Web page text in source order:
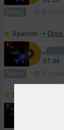
Микс
Spanish ➝
57:44
Микс
Spanish